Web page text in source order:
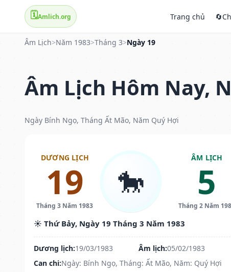
🗓️Amlich.org Trang chủ 🔄
Âm Lịch>Năm 1983>Tháng 3>Ngày 19
Âm Lịch Hôm Nay,
Ngày Bính Ngọ, Tháng Ất Mão, Năm Quý Hợi
DƯƠNG LỊCH
19
Tháng 3 Năm 1983
🐎
ÂM LỊCH
5
Tháng 2 Năm
☀️ Thứ Bảy, Ngày 19 Tháng 3 Năm 1983
Dương lịch:19/03/1983 Âm lịch:05/02/1983
Can chi:Ngày: Bính Ngọ, Tháng: Ất Mão, Năm: Quý Hợi